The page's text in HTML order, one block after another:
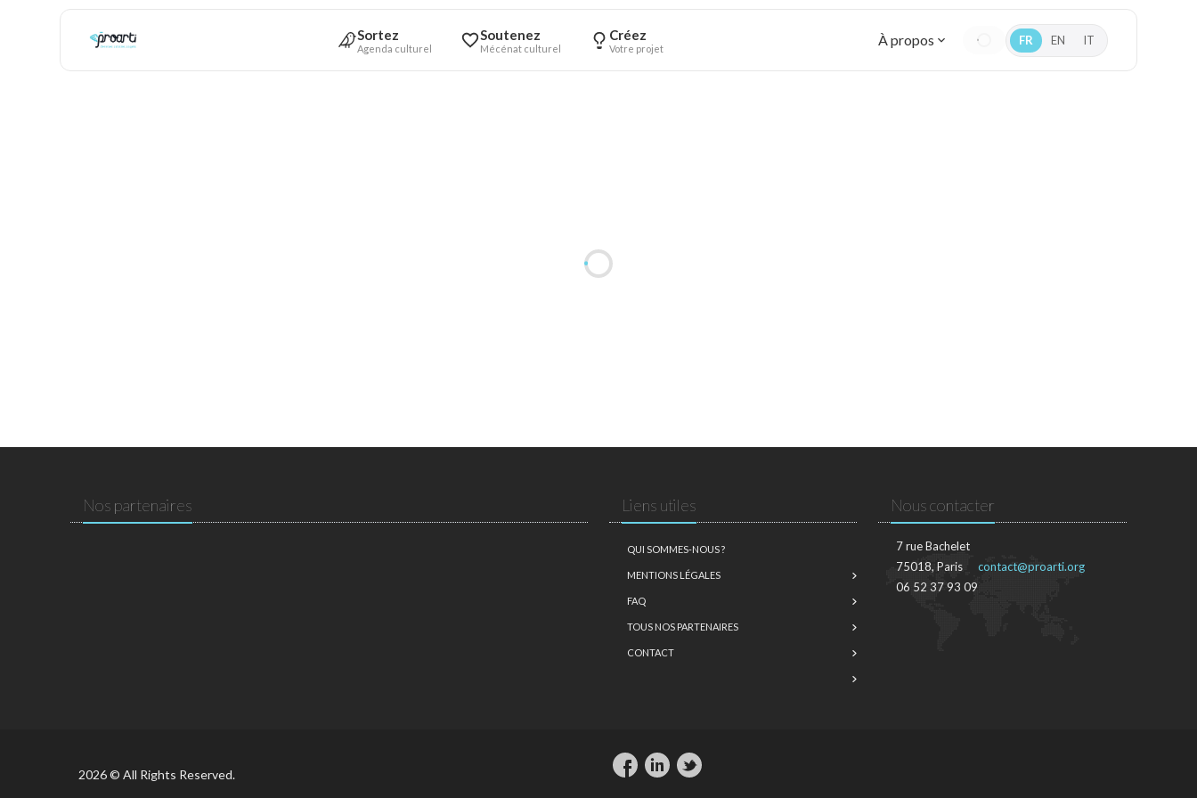
Sortez
Agenda culturel
Soutenez
Mécénat culturel
Créez
Votre projet À propos FR EN IT
Nos partenaires Liens utiles
QUI SOMMES-NOUS ?
MENTIONS LÉGALES
FAQ
TOUS NOS PARTENAIRES
CONTACT
Nous contacter
7 rue Bachelet
75018, Paris
06 52 37 93 09
contact@proarti.org
2026 © All Rights Reserved.